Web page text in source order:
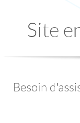
Site
Besoin